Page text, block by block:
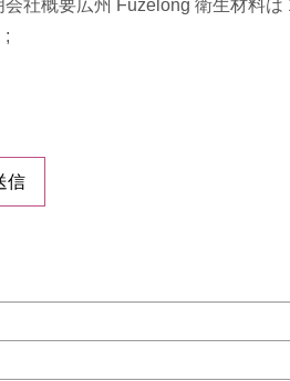
社概要広州 Fuzelong 衛生材料は
;
信